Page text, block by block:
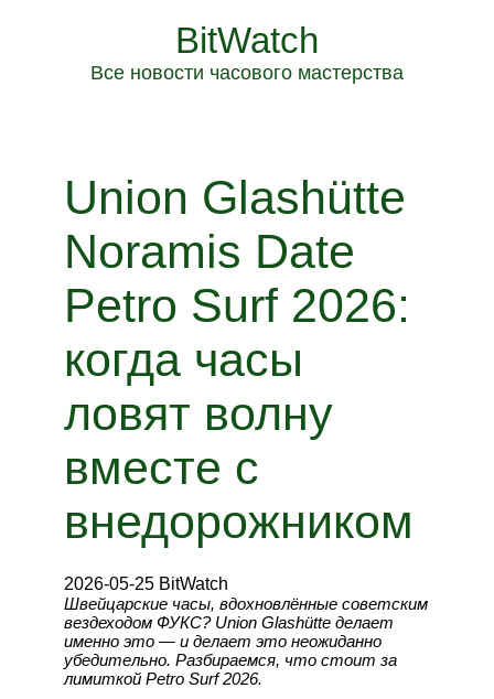
BitWatch
Все новости часового мастерства
Union Glashütte
Noramis Date
Petro Surf 2026:
когда часы
ловят волну
вместе с
внедорожником
2026-05-25 BitWatch
Швейцарские часы, вдохновлённые советским
вездеходом ФУКС? Union Glashütte делает
именно это — и делает это неожиданно
убедительно. Разбираемся, что стоит за
лимиткой Petro Surf 2026.